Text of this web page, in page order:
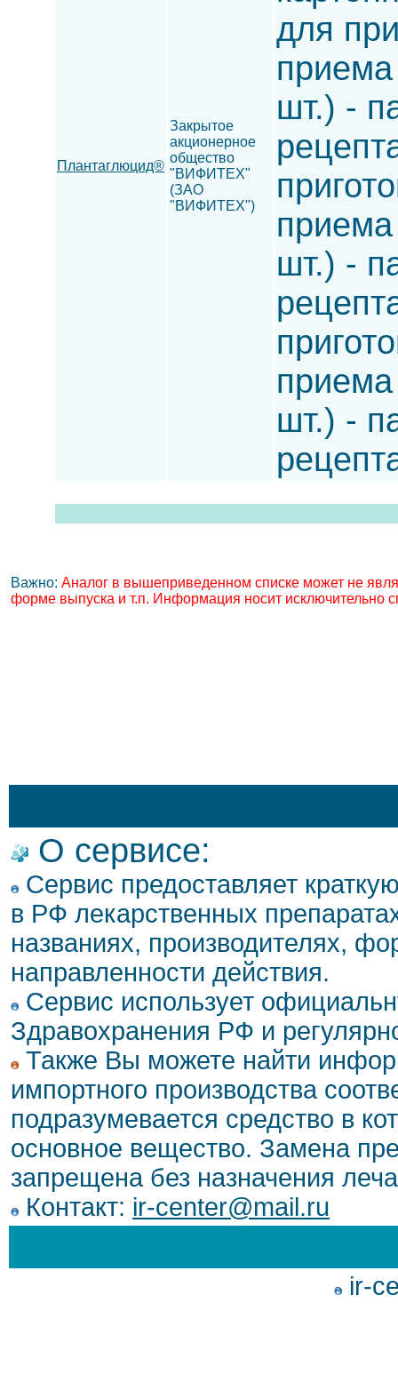
Плантаглюцид®
Закрытое
акционерное
общество
"ВИФИТЕХ"
(ЗАО
"ВИФИТЕХ")
для
приема
шт.) -
приема
шт.) -
приема
шт.) -
Важно: Аналог в вышеприведенном списке может не
форме выпуска и т.п. Информация носит исключительно
О сервисе:
Сервис предоставляет
в РФ лекарственных
названиях, производителях,
направленности действия.
Сервис использует
Здравохранения РФ и
Также Вы можете найти
импортного производства
подразумевается средство в
основное вещество. Замена
запрещена без назначения
Контакт: ir-center@mail.ru
ir-